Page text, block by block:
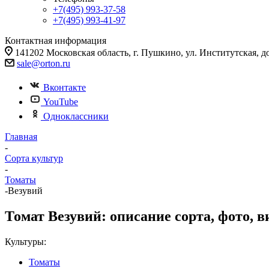
+7(495) 993-37-58
+7(495) 993-41-97
Контактная информация
141202 Московская область, г. Пушкино, ул. Институтская,
sale@orton.ru
Вконтакте
YouTube
Одноклассники
Главная
-
Сорта культур
-
Томаты
-Везувий
Томат Везувий: описание сорта, фото,
Культуры:
Томаты